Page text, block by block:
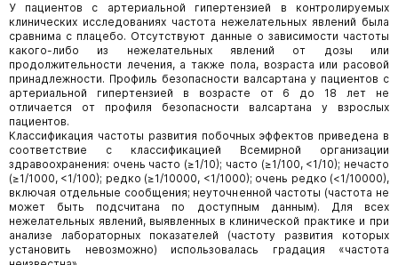
У пациентов с артериальной гипертензией в контролируемых
клинических исследованиях частота нежелательных явлений была
сравнима с плацебо. Отсутствуют данные о зависимости частоты
какого-либо из нежелательных явлений от дозы или
продолжительности лечения, а также пола, возраста или расовой
принадлежности. Профиль безопасности валсартана у пациентов с
артериальной гипертензией в возрасте от 6 до 18 лет не
отличается от профиля безопасности валсартана у взрослых
пациентов.
Классификация частоты развития побочных эффектов приведена в
соответствие с классификацией Всемирной организации
здравоохранения: очень часто (≥1/10); часто (≥1/100, <1/10); нечасто
(≥1/1000, <1/100); редко (≥1/10000, <1/1000); очень редко (<1/10000),
включая отдельные сообщения; неуточненной частоты (частота не
может быть подсчитана по доступным данным). Для всех
нежелательных явлений, выявленных в клинической практике и при
анализе лабораторных показателей (частоту развития которых
установить невозможно) использовалась градация «частота